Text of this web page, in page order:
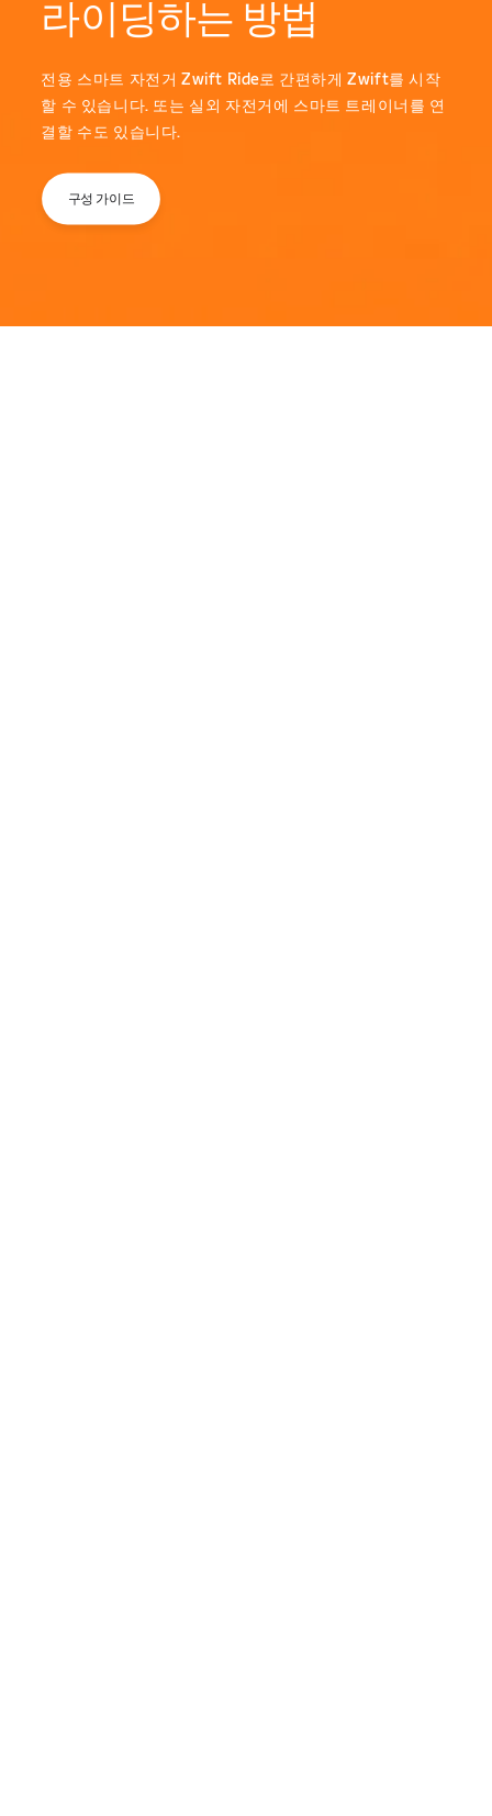
라이딩하는 방법
전용 스마트 자전거 Zwift Ride로 간편하게 Zwift를 시작
할 수 있습니다. 또는 실외 자전거에 스마트 트레이너를 연
결할 수도 있습니다.
구성 가이드